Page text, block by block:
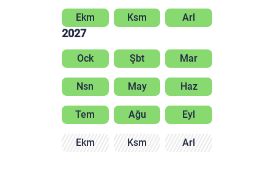
Ekm Ksm Arl
2027
Ock Şbt Mar
Nsn May Haz
Tem Ağu Eyl
Ekm Ksm Arl